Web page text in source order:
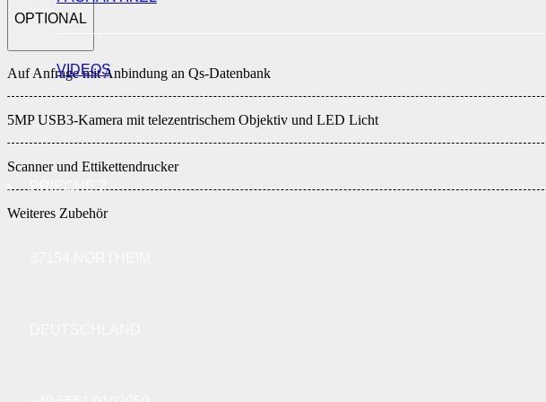
VIDEOS
PRIECHE 7
OPTIONAL
Auf Anfrage mit Anbindung an Qs-Datenbank
5MP USB3-Kamera mit telezentrischem Objektiv und LED Licht
Scanner und Ettikettendrucker
Weiteres Zubehör